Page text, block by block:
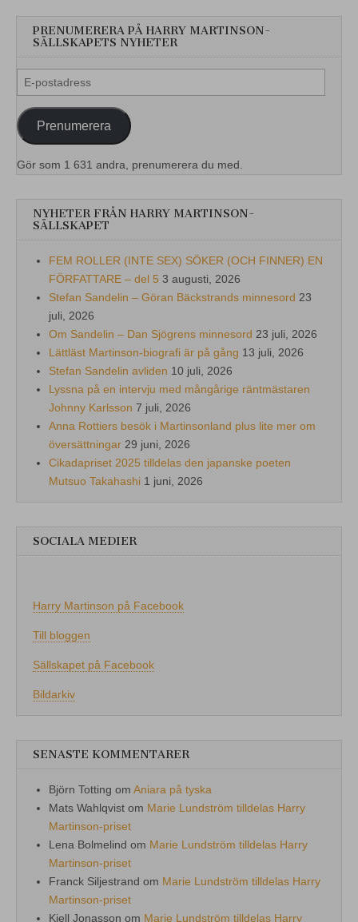
PRENUMERERA PÅ HARRY MARTINSON-
SÄLLSKAPETS NYHETER
E-
postadress
Prenumerera
Gör som 1 631 andra, prenumerera du med.
NYHETER FRÅN HARRY MARTINSON-
SÄLLSKAPET
FEM ROLLER (INTE SEX) SÖKER (OCH FINNER) EN
FÖRFATTARE – del 5 3 augusti, 2026
Stefan Sandelin – Göran Bäckstrands minnesord 23
juli, 2026
Om Sandelin – Dan Sjögrens minnesord 23 juli, 2026
Lättläst Martinson-biografi är på gång 13 juli, 2026
Stefan Sandelin avliden 10 juli, 2026
Lyssna på en intervju med mångårige räntmästaren
Johnny Karlsson 7 juli, 2026
Anna Rottiers besök i Martinsonland plus lite mer om
översättningar 29 juni, 2026
Cikadapriset 2025 tilldelas den japanske poeten
Mutsuo Takahashi 1 juni, 2026
SOCIALA MEDIER
Harry Martinson på Facebook
Till bloggen
Sällskapet på Facebook
Bildarkiv
SENASTE KOMMENTARER
Björn Totting om Aniara på tyska
Mats Wahlqvist om Marie Lundström tilldelas Harry
Martinson-priset
Lena Bolmelind om Marie Lundström tilldelas Harry
Martinson-priset
Franck Siljestrand om Marie Lundström tilldelas Harry
Martinson-priset
Kjell Jonasson om Marie Lundström tilldelas Harry